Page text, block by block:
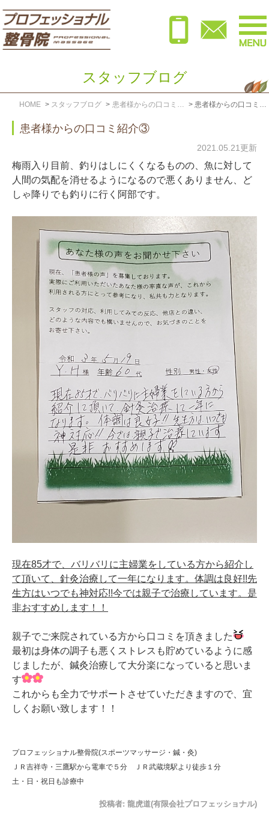
スタッフブログ
HOME スタッフブログ
患者様からの口コミ紹介③
2021.05.21更新
梅雨入り目前、釣りはしにくくなるものの、魚に対して
人間の気配を消せるようになるので悪くありません、ど
しゃ降りでも釣りに行く阿部です。
現在85才で、バリバリに主婦業をしている方から紹介し
て頂いて、針灸治療して一年になります。体調は良好!!先
生方はいつでも神対応!!今では親子で治療しています。是
非おすすめします！！
親子でご来院されている方から口コミを頂きました
最初は身体の調子も悪くストレスも貯めているように感
じましたが、鍼灸治療して大分楽になっていると思いま
す
これからも全力でサポートさせていただきますので、宜
しくお願い致します！！
プロフェッショナル整骨院(スポーツマッサージ・鍼・灸)
ＪＲ吉祥寺・三鷹駅から電車で５分 ＪＲ武蔵境駅より徒歩１分
土・日・祝日も診療中
投稿者: 龍虎道(有限会社プロフェッショナル)